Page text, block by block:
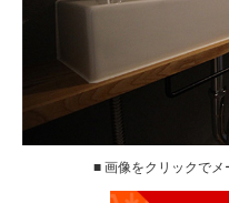
■ 画像をクリックでメ